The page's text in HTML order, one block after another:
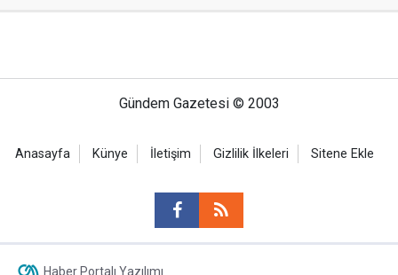
Gündem Gazetesi © 2003
Anasayfa Künye İletişim Gizlilik İlkeleri Sitene Ekle
Haber Portalı Yazılımı